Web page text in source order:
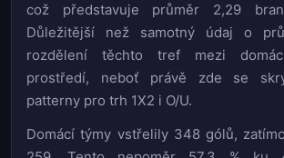
což představuje průměr 2,29
Důležitější než samotný údaj o
rozdělení těchto tref mezi
prostředí, neboť právě zde se
patterny pro trh 1X2 i O/U.
Domácí týmy vstřelily 348 gólů,